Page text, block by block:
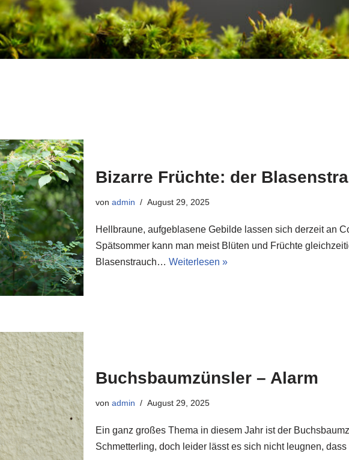
Bizarre Früchte: der
von admin August 29, 2025
Hellbraune, aufgeblasene Gebilde lassen sich derzeit an
Spätsommer kann man meist Blüten und Früchte
Blasenstrauch… Weiterlesen »
Buchsbaumzünsler – Alarm
von admin August 29, 2025
Ein ganz großes Thema in diesem Jahr ist der
Schmetterling, doch leider lässt es sich nicht leugnen,